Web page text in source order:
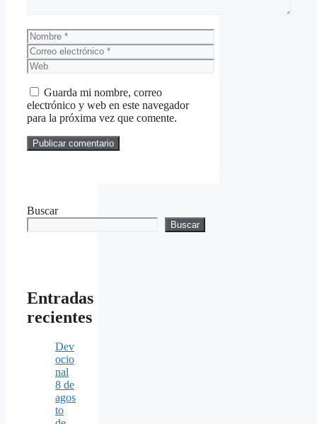
Nombre
Correo
electrónico
Web
Guarda mi nombre, correo
electrónico y web en este navegador
para la próxima vez que comente.
Buscar
Buscar
Entradas
recientes
Dev
ocio
nal
8 de
agos
to